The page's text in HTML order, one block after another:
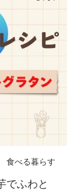
食べる暮らす
でふわと